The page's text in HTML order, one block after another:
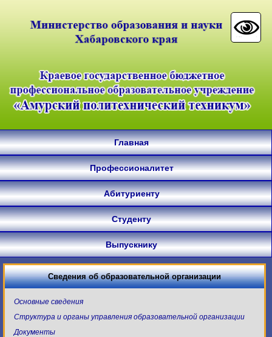
Главная
Профессионалитет
Абитуриенту
Студенту
Выпускнику
Сведения об образовательной организации
Основные сведения
Структура и органы управления образовательной организации
Документы